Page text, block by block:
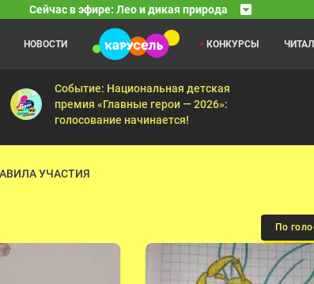
Сейчас в эфире: Лео и дикая природа
Бобр добр
НОВОСТИ КОНКУРСЫ
Событие: Национальная детская
премия «Главные герои — 2026»:
голосование начинается!
УЧАСТИЯ
По